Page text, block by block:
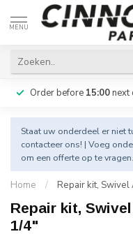
MENU
Order before 15:00next
Staat uw onderdeel er niet
contacteer ons! | Voeg
om een offerte op te vragen.
Home / Repair kit,
Repair kit,
1/4"